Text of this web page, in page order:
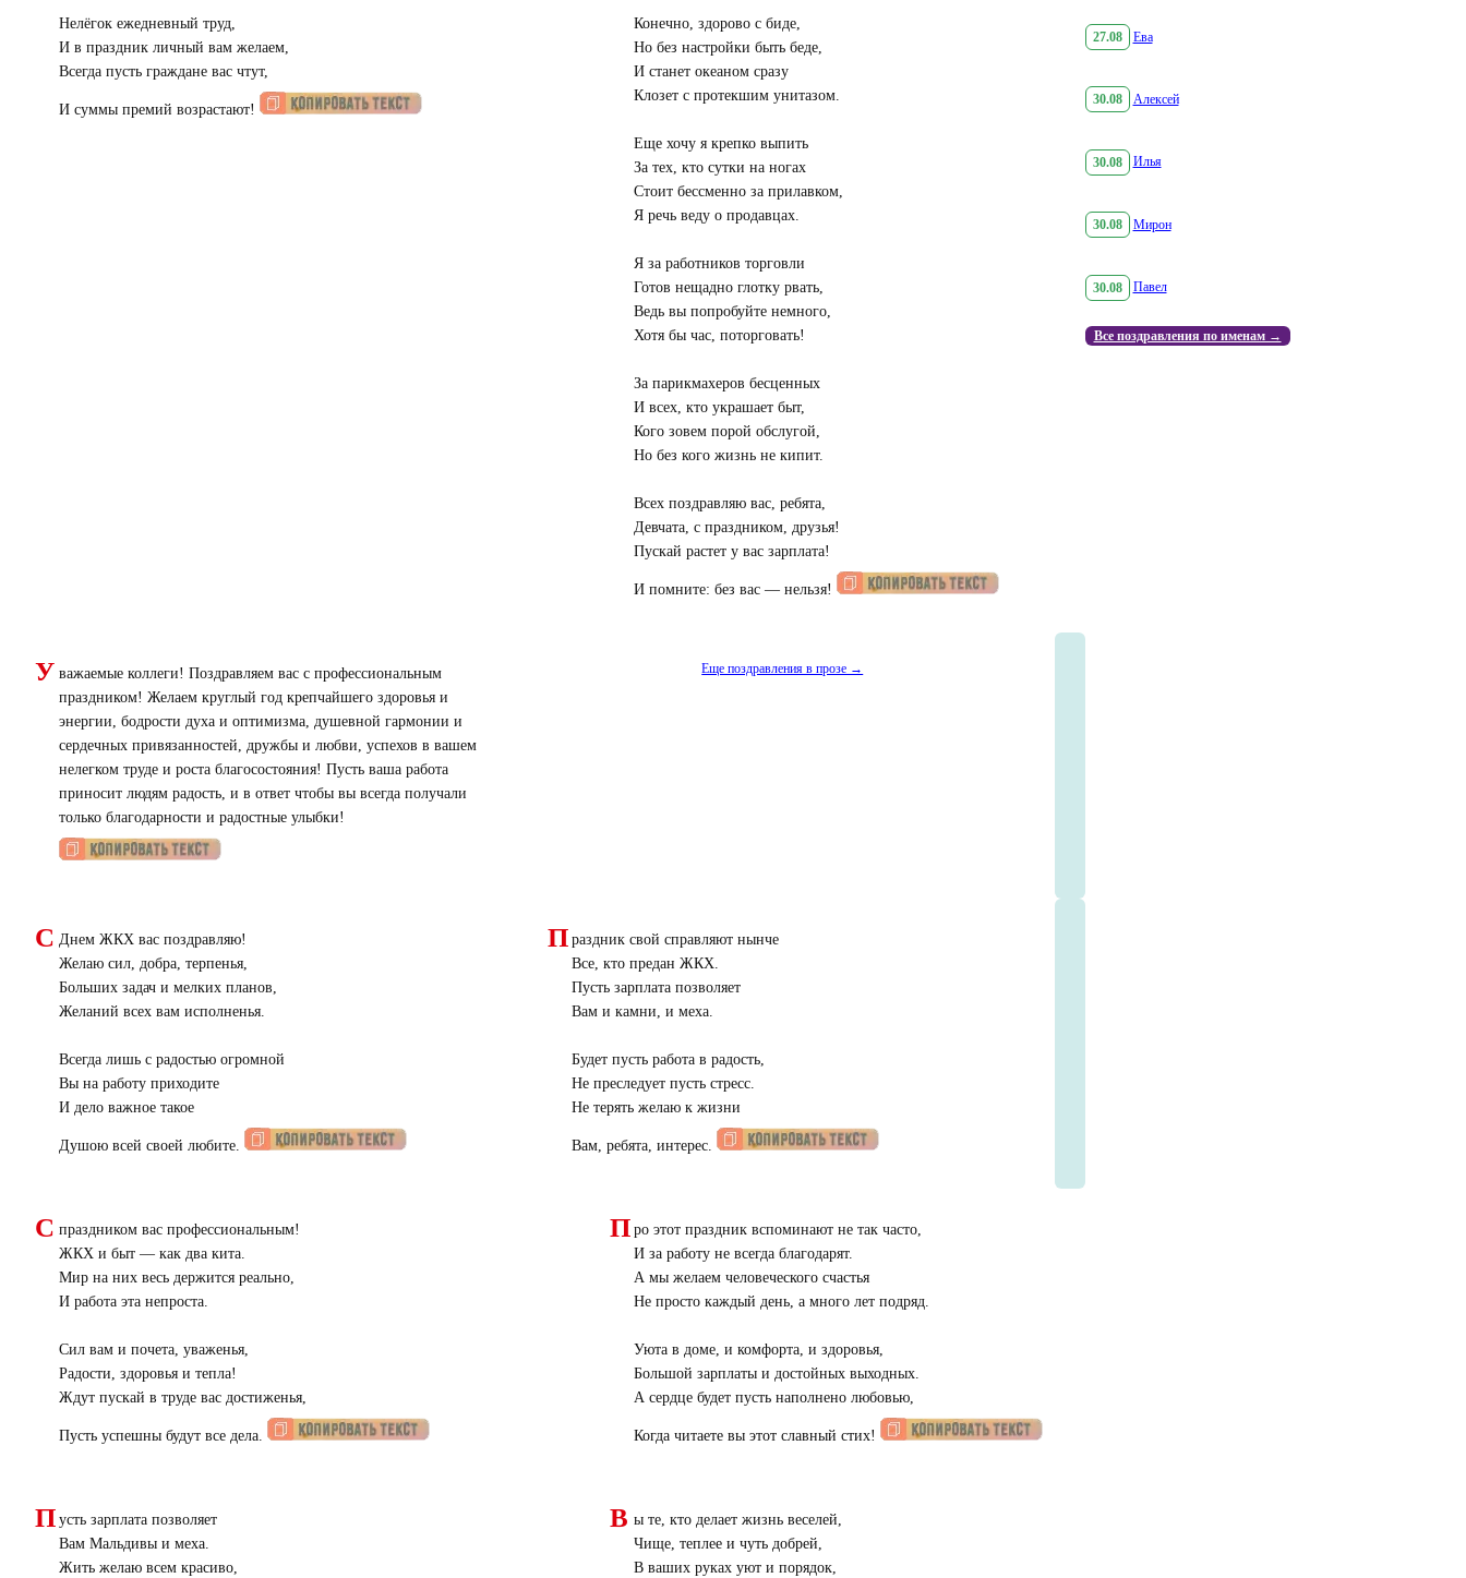
Нелёгок ежедневный труд,
И в праздник личный вам желаем,
Всегда пусть граждане вас чтут,
И суммы премий возрастают!
Конечно, здорово с биде,
Но без настройки быть беде,
И станет океаном сразу
Клозет с протекшим унитазом.
Еще хочу я крепко выпить
За тех, кто сутки на ногах
Стоит бессменно за прилавком,
Я речь веду о продавцах.
Я за работников торговли
Готов нещадно глотку рвать,
Ведь вы попробуйте немного,
Хотя бы час, поторговать!
За парикмахеров бесценных
И всех, кто украшает быт,
Кого зовем порой обслугой,
Но без кого жизнь не кипит.
Всех поздравляю вас, ребята,
Девчата, с праздником, друзья!
Пускай растет у вас зарплата!
И помните: без вас — нельзя!
У важаемые коллеги! Поздравляем вас с профессиональным
праздником! Желаем круглый год крепчайшего здоровья и
энергии, бодрости духа и оптимизма, душевной гармонии и
сердечных привязанностей, дружбы и любви, успехов в вашем
нелегком труде и роста благосостояния! Пусть ваша работа
приносит людям радость, и в ответ чтобы вы всегда получали
только благодарности и радостные улыбки!
Еще поздравления в прозе →
С Днем ЖКХ вас поздравляю!
Желаю сил, добра, терпенья,
Больших задач и мелких планов,
Желаний всех вам исполненья.
Всегда лишь с радостью огромной
Вы на работу приходите
И дело важное такое
Душою всей своей любите.
П раздник свой справляют нынче
Все, кто предан ЖКХ.
Пусть зарплата позволяет
Вам и камни, и меха.
Будет пусть работа в радость,
Не преследует пусть стресс.
Не терять желаю к жизни
Вам, ребята, интерес.
С праздником вас профессиональным!
ЖКХ и быт — как два кита.
Мир на них весь держится реально,
И работа эта непроста.
Сил вам и почета, уваженья,
Радости, здоровья и тепла!
Ждут пускай в труде вас достиженья,
Пусть успешны будут все дела.
П ро этот праздник вспоминают не так часто,
И за работу не всегда благодарят.
А мы желаем человеческого счастья
Не просто каждый день, а много лет подряд.
Уюта в доме, и комфорта, и здоровья,
Большой зарплаты и достойных выходных.
А сердце будет пусть наполнено любовью,
Когда читаете вы этот славный стих!
П усть зарплата позволяет
Вам Мальдивы и меха.
Жить желаю всем красиво,
В ы те, кто делает жизнь веселей,
Чище, теплее и чуть добрей,
В ваших руках уют и порядок,
27.08 Ева
30.08 Алексей
30.08 Илья
30.08 Мирон
30.08 Павел
Все поздравления по именам →